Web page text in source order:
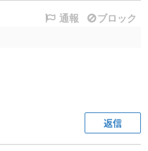
通報 ブロック
返信